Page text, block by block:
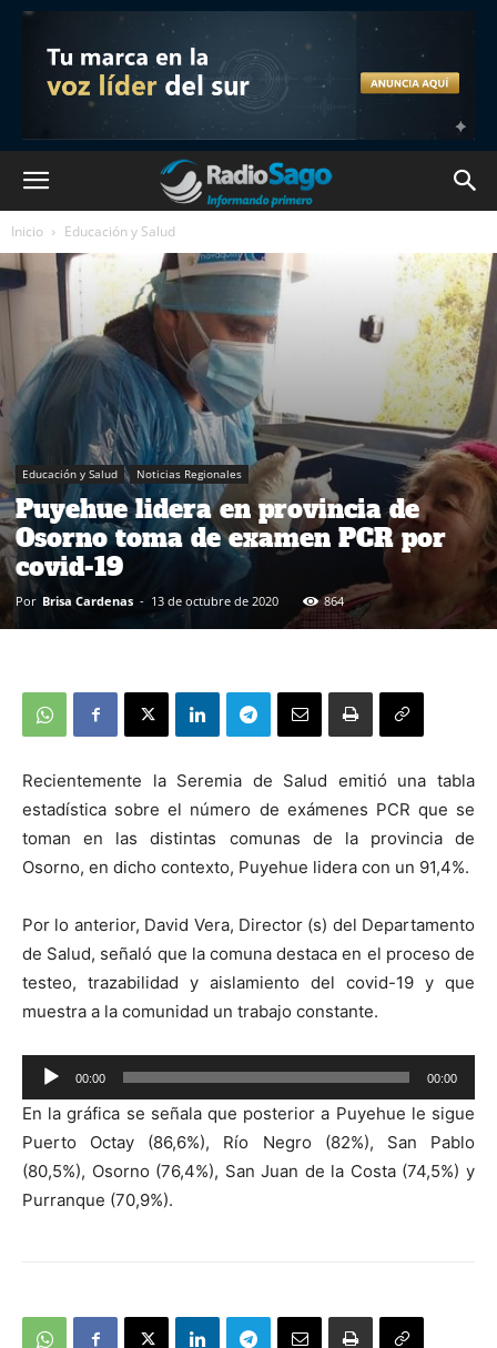
Inicio Educación y Salud
Educación y Salud Noticias Regionales
Puyehue lidera en provincia de
Osorno toma de examen PCR por
covid-19
Por Brisa Cardenas - 13 de octubre de 2020 864
Recientemente la Seremia de Salud emitió una tabla
estadística sobre el número de exámenes PCR que se
toman en las distintas comunas de la provincia de
Osorno, en dicho contexto, Puyehue lidera con un 91,4%.
Por lo anterior, David Vera, Director (s) del Departamento
de Salud, señaló que la comuna destaca en el proceso de
testeo, trazabilidad y aislamiento del covid-19 y que
muestra a la comunidad un trabajo constante.
Reproductor
de
audio
00:00 00:00
En la gráfica se señala que posterior a Puyehue le sigue
Puerto Octay (86,6%), Río Negro (82%), San Pablo
(80,5%), Osorno (76,4%), San Juan de la Costa (74,5%) y
Purranque (70,9%).